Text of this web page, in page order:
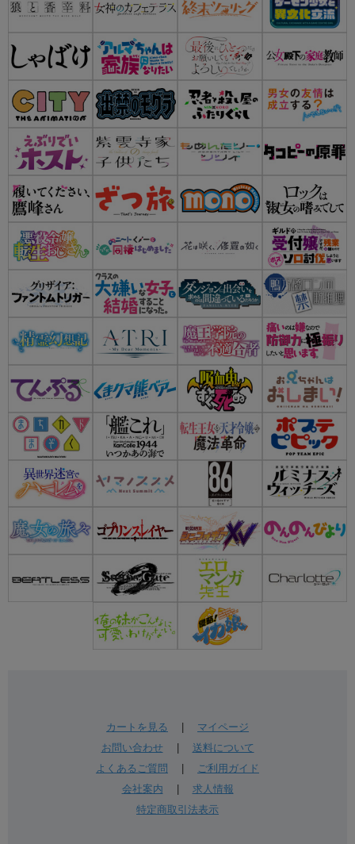
カートを見る
マイページ
お問い合わせ| 送料について
よくあるご質問
ご利用ガイド
会社案内
求人情報
特定商取引法表示